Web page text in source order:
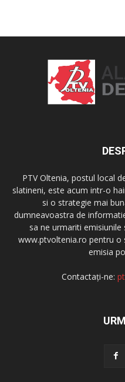
PTV Oltenia, postul local
slatineni, este acum intr-o
si o strategie mai
dumneavoastra de
sa ne urmariti
www.ptvoltenia.ro pentru o
emisia
Contactați-ne: